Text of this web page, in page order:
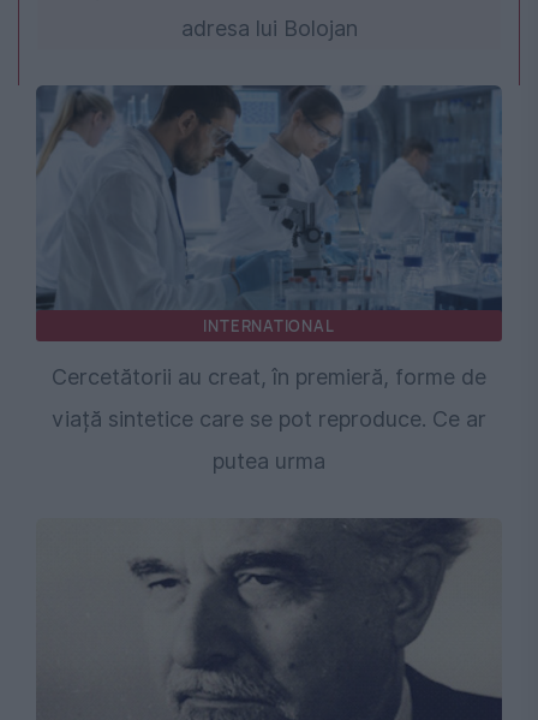
adresa lui Bolojan
INTERNATIONAL
Cercetătorii au creat, în premieră, forme de
viață sintetice care se pot reproduce. Ce ar
putea urma